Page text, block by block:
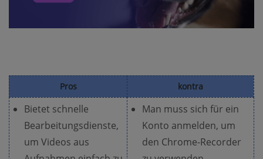
Pros kontra
Bietet schnelle
Bearbeitungsdienste,
um Videos aus
Man muss sich für ein
Konto anmelden, um
den Chrome-Recorder